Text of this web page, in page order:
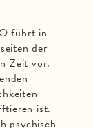
führt in
der
Zeit vor.
ist.
psychisch